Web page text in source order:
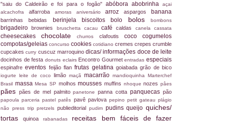
"saiu do Caldeirão e foi para o fogão" abóbora abobrinhaaçai
alcachofra alfarroba amoras aniversárioarrozaspargos banana
barrinhasbebidas berinjela biscoitos bolo bolosbombons
brigadeirobrownies bruschetta cacaucafécaldas canelacassata
cheesecakeschocolatechurros clafoutis cococogumelos
compotas/geleias concurso cookies cotidiano cremes crepes crumble
cupcakescurry cuscuz marroquino dicas/ informações doce de leite
docinhos de festa donuts eclairs Encontro Gourmetentradas especiais
espinafreeventos feijãoflanfrutas gelatinagoiabadagrão de bico
iogurte leite de coco limão maçã macarrão mandioquinha Marterchef
Brasil massaMesa SP molhosmoussesmuffins nhoquenozespâes
pães pães de mel palmitopanetonepanna cottapanquecaspão
papoulaparceriapastelpatês pavê pavlova pepino petit gateauplágio
não press trippretzels publieditorial pudim pudinsqueijo quiches/
tortasquinoarabanadas receitas bem fáceis de fazer